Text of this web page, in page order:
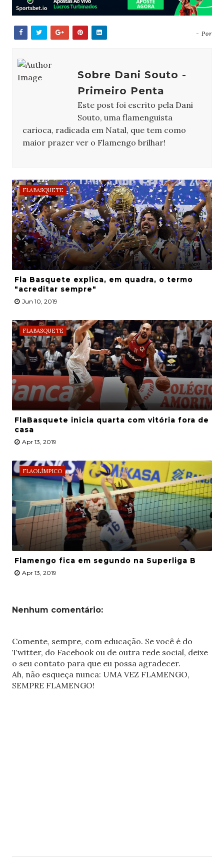
- Por
Sobre Dani Souto -
Primeiro Penta
Este post foi escrito pela Dani
Souto, uma flamenguista
carioca, radicada em Natal, que tem como
maior prazer ver o Flamengo brilhar!
FLABASQUETE
Fla Basquete explica, em quadra, o termo
"acreditar sempre"
Jun 10, 2019
FLABASQUETE
FlaBasquete inicia quarta com vitória fora de
casa
Apr 13, 2019
FLAOLÍMPICO
Flamengo fica em segundo na Superliga B
Apr 13, 2019
Nenhum comentário:
Comente, sempre, com educação. Se você é do
Twitter, do Facebook ou de outra rede social, deixe
o seu contato para que eu possa agradecer.
Ah, não esqueça nunca: UMA VEZ FLAMENGO,
SEMPRE FLAMENGO!